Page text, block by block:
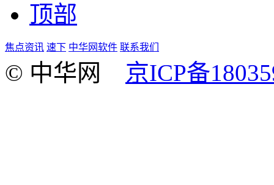
顶部
焦点资讯 速下 中华网软件 联系我们
© 中华网 京ICP备